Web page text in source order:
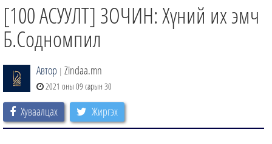
ӨГЛӨӨНИЙ СОНИН
АУДИО ЗОХИОЛ
ЗИНДАА СЭТГҮҮЛ
[100 АСУУЛТ] ЗОЧИН: Хүний их эмч
Б.Содномпил
Автор | Zindaa.mn
2021 оны 09 сарын 30
Хуваалцах Жиргэх